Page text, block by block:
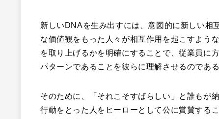
新しいDNAを生み出すには、意図的に新しい相
な価値観をもった人々が相互作用を起こすよう
を取り上げるかを明確にすることで、従業員に
パターンであることを彼らに理解させるのである
そのために、「それこそすばらしい」と誰もが
行動をとった人をヒーローとして公に賞賛する